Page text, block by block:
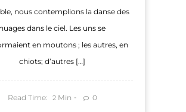
nous contemplions la danse des
nuages dans le ciel. Les uns se
en moutons ; les autres, en
chiots; d’autres […]
Read Time: 2 Min 0